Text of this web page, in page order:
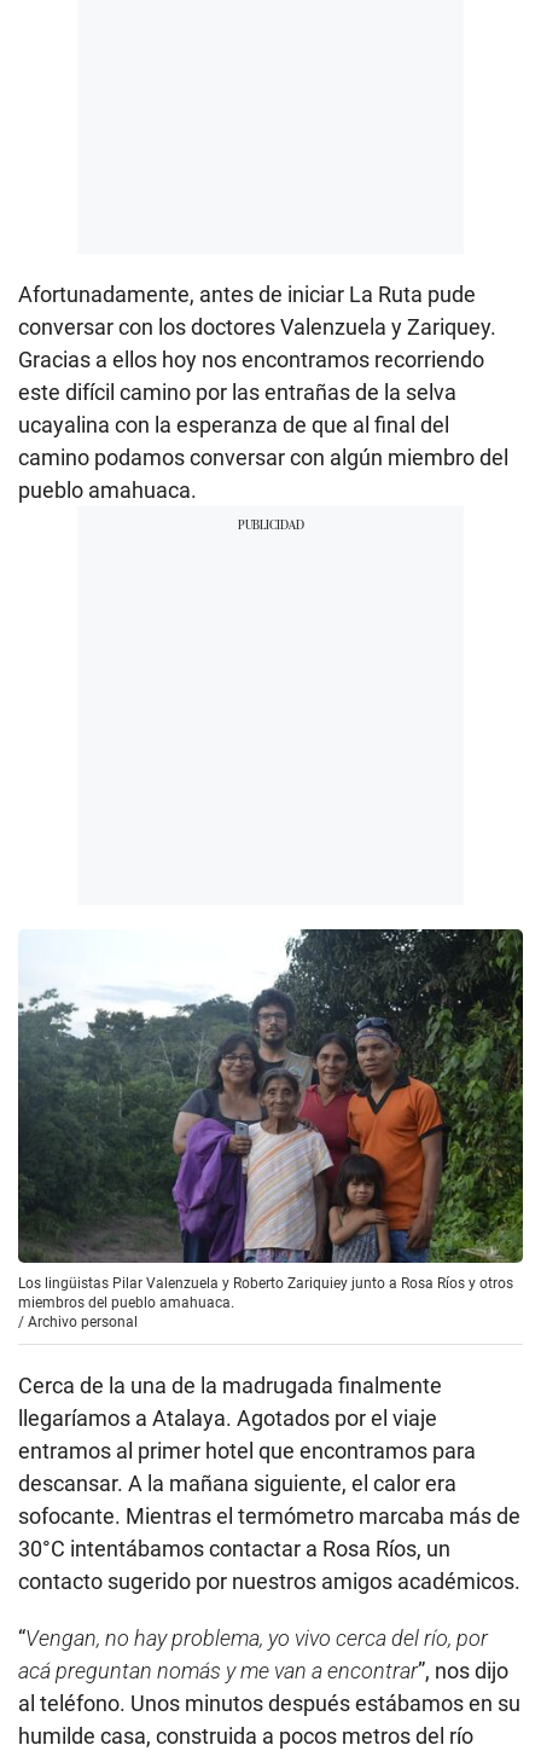
Afortunadamente, antes de iniciar La Ruta pude
conversar con los doctores Valenzuela y Zariquey.
Gracias a ellos hoy nos encontramos recorriendo
este difícil camino por las entrañas de la selva
ucayalina con la esperanza de que al final del
camino podamos conversar con algún miembro del
pueblo amahuaca.
Los lingüistas Pilar Valenzuela y Roberto Zariquiey junto a Rosa Ríos y otros
miembros del pueblo amahuaca.
/ Archivo personal
Cerca de la una de la madrugada finalmente
llegaríamos a Atalaya. Agotados por el viaje
entramos al primer hotel que encontramos para
descansar. A la mañana siguiente, el calor era
sofocante. Mientras el termómetro marcaba más de
30°C intentábamos contactar a Rosa Ríos, un
contacto sugerido por nuestros amigos académicos.
“Vengan, no hay problema, yo vivo cerca del río, por
acá preguntan nomás y me van a encontrar”, nos dijo
al teléfono. Unos minutos después estábamos en su
humilde casa, construida a pocos metros del río